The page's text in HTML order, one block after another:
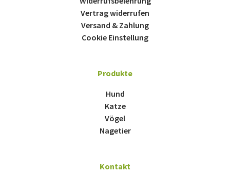
Vertrag widerrufen
Versand & Zahlung
Cookie Einstellung
Produkte
Hund
Katze
Vögel
Nagetier
Kontakt